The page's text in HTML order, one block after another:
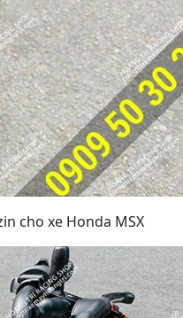
cho xe Honda MSX